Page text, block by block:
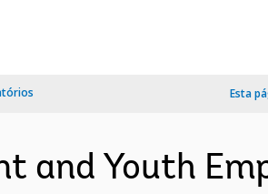
Esta
and Youth